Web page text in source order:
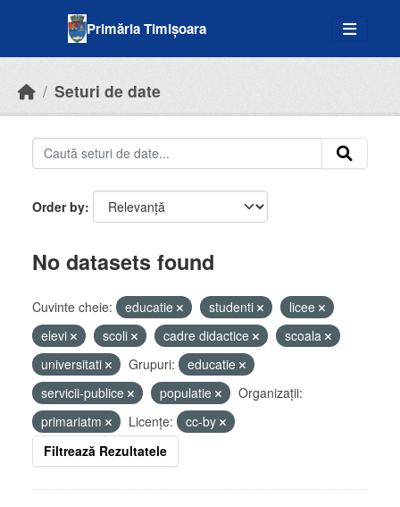
Primăria Timișoara
Seturi de date
Order by
No datasets found
Cuvinte cheie: educatie studenti
licee
elevi
scoli cadre didactice
scoala
universitati
Grupuri:
educatie
servicii-publice
populatie
Organizații:
primariatm
Licenţe:
cc-by
Filtrează Rezultatele